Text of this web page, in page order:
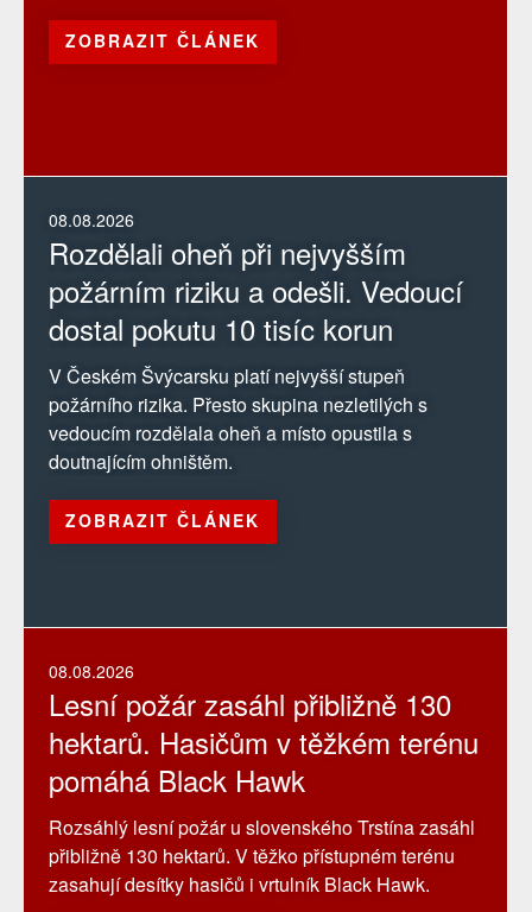
08.08.2026
Rozdělali oheň při nejvyšším
požárním riziku a odešli. Vedoucí
dostal pokutu 10 tisíc korun
V Českém Švýcarsku platí nejvyšší stupeň
požárního rizika. Přesto skupina nezletilých s
vedoucím rozdělala oheň a místo opustila s
doutnajícím ohništěm.
ZOBRAZIT ČLÁNEK
08.08.2026
Lesní požár zasáhl přibližně 130
hektarů. Hasičům v těžkém terénu
pomáhá Black Hawk
Rozsáhlý lesní požár u slovenského Trstína zasáhl
přibližně 130 hektarů. V těžko přístupném terénu
zasahují desítky hasičů i vrtulník Black Hawk.
ZOBRAZIT ČLÁNEK